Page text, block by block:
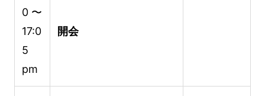
0 〜
17:0
5
pm
開会